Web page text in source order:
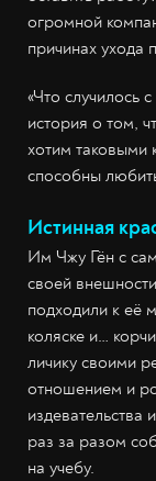
огромной
причинах ухода
«Что случилось
история о том,
хотим таковыми
способны
Истинная
Им Чжу Гён с
своей
подходили к её
коляске и…
личику своими
отношением и
издевательства
раз за разом
на учебу.